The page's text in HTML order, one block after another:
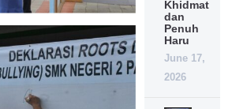
Khidmat
dan
Penuh
Haru
June 17,
2026